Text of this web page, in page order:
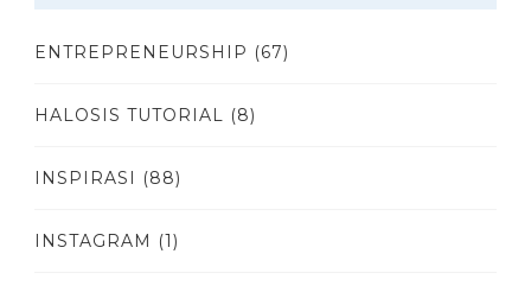
ENTREPRENEURSHIP (67)
HALOSIS TUTORIAL (8)
INSPIRASI (88)
INSTAGRAM (1)